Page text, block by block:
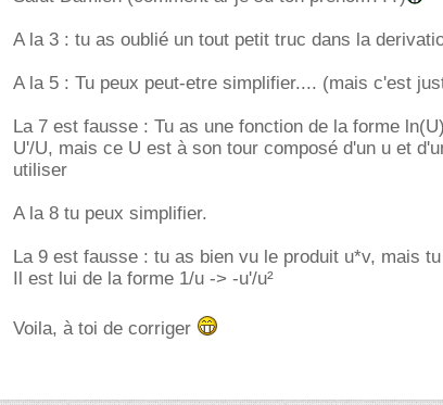
A la 3 : tu as oublié un tout petit truc dans la
A la 5 : Tu peux peut-etre simplifier.... (mais c'est
La 7 est fausse : Tu as une fonction de la forme
U'/U, mais ce U est à son tour composé d'un u et
utiliser
A la 8 tu peux simplifier.
La 9 est fausse : tu as bien vu le produit u*v, mais
Il est lui de la forme 1/u -> -u'/u²
Voila, à toi de corriger